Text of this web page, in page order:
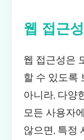
웹 접근
웹 접근성은
할 수 있도록
아니라, 다양
모든 사용자
않으면, 특정